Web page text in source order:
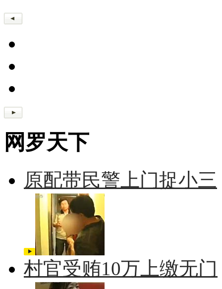
网罗天下
原配带民警上门捉小三
村官受贿10万上缴无门